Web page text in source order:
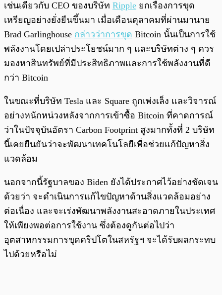
เช่นเดียวกับ CEO ของบริษัท Ripple ยกเรื่องการขุด
เหรียญอย่างยั่งยืนขึ้นมา เมื่อเดือนตุลาคมที่ผ่านมานาย
Brad Garlinghouse กล่าวว่าการขุด Bitcoin นั้นเป็นการใช้
พลังงานโดยเปล่าประโยชน์มาก ๆ และบริษัทต่าง ๆ ควร
มองหาสินทรัพย์ที่มีประสิทธิภาพและการใช้พลังงานที่ดี
กว่า Bitcoin
ในขณะที่บริษัท Tesla และ Square ถูกเพ่งเล็ง และวิจารณ์
อย่างหนักหน่วงหลังจากการเข้าซื้อ Bitcoin ที่คาดการณ์
ว่าในปัจจุบันอัตรา Carbon Footprint สูงมากทั้งที่ 2 บริษัท
นี้เคยยืนยันว่าจะพัฒนาเทคโนโลยีเพื่อช่วยแก้ปัญหาสิ่ง
แวดล้อม
นอกจากนี้รัฐบาลของ Biden ยังได้ประกาศไว้อย่างชัดเจน
ด้วยว่า จะดำเนินการแก้ไขปัญหาด้านสิ่งแวดล้อมอย่าง
ต่อเนื่อง และจะเร่งพัฒนาพลังงานสะอาดภายในประเทศ
ให้เพียงพอต่อการใช้งาน ซึ่งต้องดูกันต่อไปว่า
อุตสาหกรรมการขุดคริปโตในสหรัฐฯ จะได้รับผลกระทบ
ไปด้วยหรือไม่